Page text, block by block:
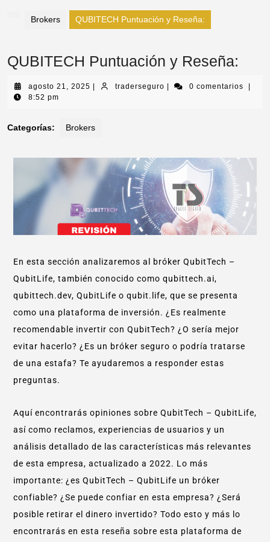
Brokers QUBITECH Puntuación y Reseña:
QUBITECH Puntuación y Reseña:
agosto 21, 2025 traderseguro 0 comentarios
8:52 pm
Categorías: Brokers
En esta sección analizaremos al bróker QubitTech –
QubitLife, también conocido como qubittech.ai,
qubittech.dev, QubitLife o qubit.life, que se presenta
como una plataforma de inversión. ¿Es realmente
recomendable invertir con QubitTech? ¿O sería mejor
evitar hacerlo? ¿Es un bróker seguro o podría tratarse
de una estafa? Te ayudaremos a responder estas
preguntas.
Aquí encontrarás opiniones sobre QubitTech – QubitLife,
así como reclamos, experiencias de usuarios y un
análisis detallado de las características más relevantes
de esta empresa, actualizado a 2022. Lo más
importante: ¿es QubitTech – QubitLife un bróker
confiable? ¿Se puede confiar en esta empresa? ¿Será
posible retirar el dinero invertido? Todo esto y más lo
encontrarás en esta reseña sobre esta plataforma de